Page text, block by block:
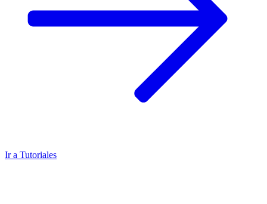
Ir a Tutoriales